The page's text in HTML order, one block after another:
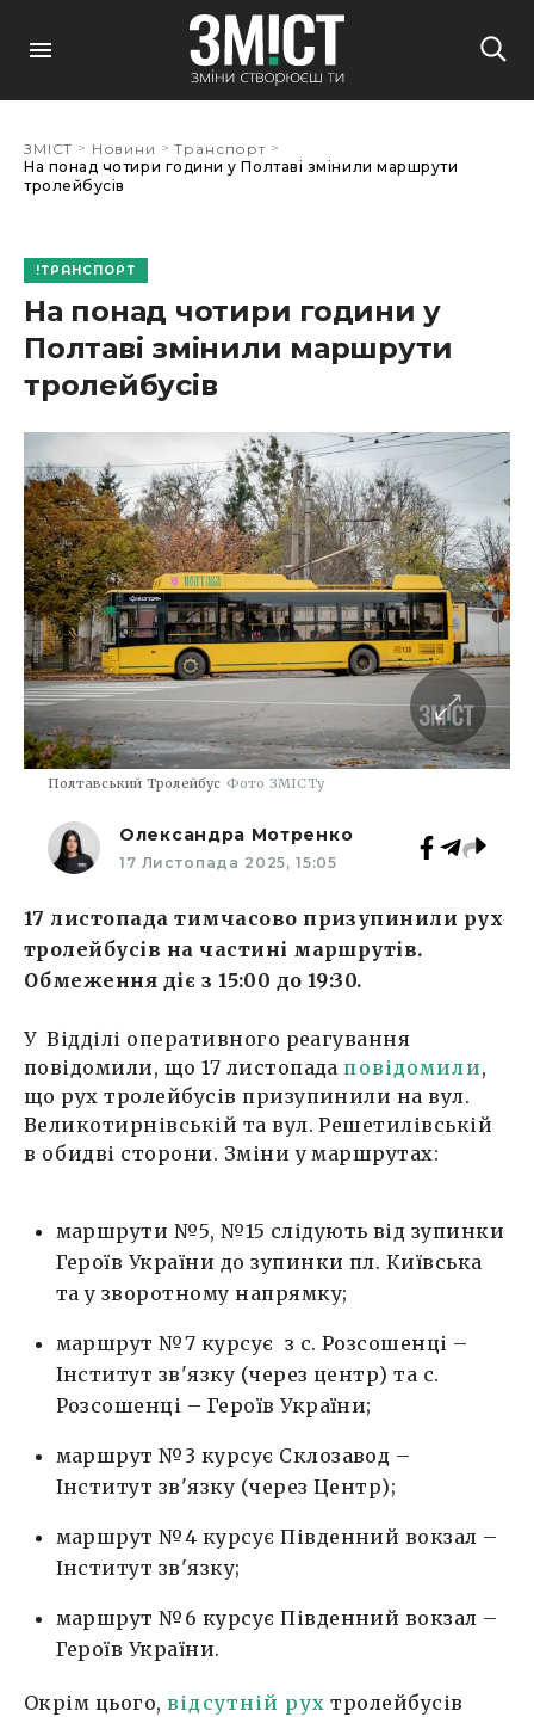
ЗМІСТ > Новини > Транспорт >
На понад чотири години у Полтаві змінили маршрути
тролейбусів
ТРАНСПОРТ
На понад чотири години у
Полтаві змінили маршрути
тролейбусів
Полтавський Тролейбус Фото ЗМІСТу
Олександра Мотренко
17 Листопада 2025, 15:05
17 листопада тимчасово призупинили рух
тролейбусів на частині маршрутів.
Обмеження діє з 15:00 до 19:30.
У Відділі оперативного реагування
повідомили, що 17 листопадаповідомили,
що рух тролейбусів призупинили на вул.
Великотирнівській та вул. Решетилівській
в обидві сторони. Зміни у маршрутах:
маршрути №5, №15 слідують від зупинки
Героїв України до зупинки пл. Київська
та у зворотному напрямку;
маршрут №7 курсує з с. Розсошенці –
Інститут зв'язку (через центр) та с.
Розсошенці – Героїв України;
маршрут №3 курсує Склозавод –
Інститут зв'язку (через Центр);
маршрут №4 курсує Південний вокзал –
Інститут зв'язку;
маршрут №6 курсує Південний вокзал –
Героїв України.
Окрім цього,відсутній рух тролейбусів